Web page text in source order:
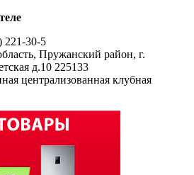
221-30-5
Пружанский район, г.
д.10 225133
централизованная клубная